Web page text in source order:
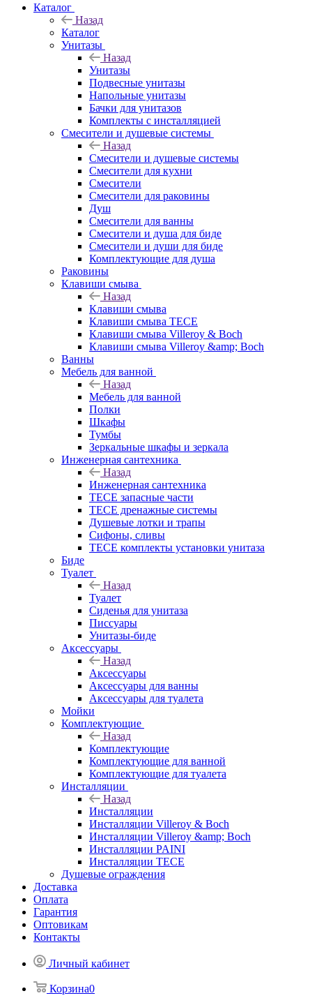
Каталог
Назад
Каталог
Унитазы
Назад
Унитазы
Подвесные унитазы
Напольные унитазы
Бачки для унитазов
Комплекты с инсталляцией
Смесители и душевые системы
Назад
Смесители и душевые системы
Смесители для кухни
Смесители
Смесители для раковины
Душ
Смесители для ванны
Смесители и душа для биде
Смесители и души для биде
Комплектующие для душа
Раковины
Клавиши смыва
Назад
Клавиши смыва
Клавиши смыва TECE
Клавиши смыва Villeroy & Boch
Клавиши смыва Villeroy &amp; Boch
Ванны
Мебель для ванной
Назад
Мебель для ванной
Полки
Шкафы
Тумбы
Зеркальные шкафы и зеркала
Инженерная сантехника
Назад
Инженерная сантехника
TECE запасные части
TECE дренажные системы
Душевые лотки и трапы
Сифоны, сливы
TECE комплекты установки унитаза
Биде
Туалет
Назад
Туалет
Сиденья для унитаза
Писсуары
Унитазы-биде
Аксессуары
Назад
Аксессуары
Аксессуары для ванны
Аксессуары для туалета
Мойки
Комплектующие
Назад
Комплектующие
Комплектующие для ванной
Комплектующие для туалета
Инсталляции
Назад
Инсталляции
Инсталляции Villeroy & Boch
Инсталляции Villeroy &amp; Boch
Инсталляции PAINI
Инсталляции TECE
Душевые ограждения
Доставка
Оплата
Гарантия
Оптовикам
Контакты
Личный кабинет
Корзина0